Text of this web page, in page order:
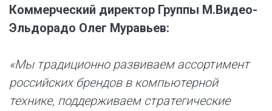
Коммерческий директор Группы М.Видео-
Эльдорадо Олег Муравьев:
«Мы традиционно развиваем ассортимент
российских брендов в компьютерной
технике, поддерживаем стратегические